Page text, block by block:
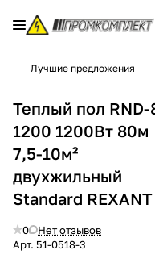
Лучшие предложения
Теплый пол RND-
1200 1200Вт 80м
7,5-10м²
двухжильный
Standard REXANT
0
Нет отзывов
Арт. 51-0518-3